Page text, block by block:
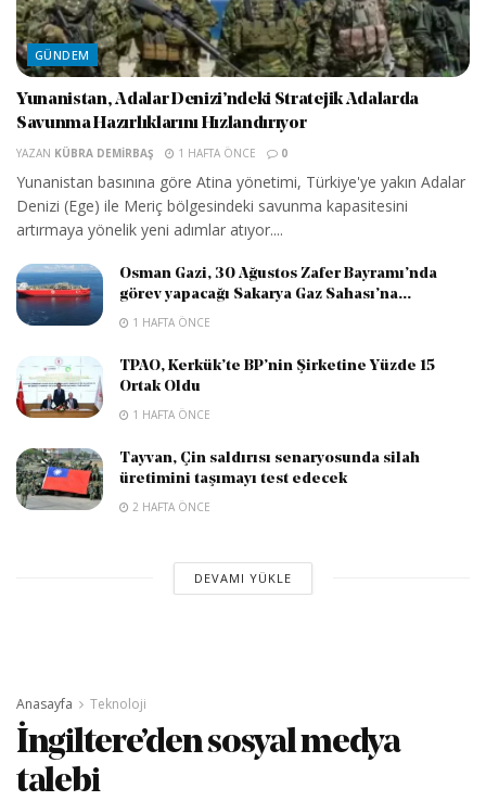
GÜNDEM
Yunanistan, Adalar Denizi’ndeki Stratejik Adalarda
Savunma Hazırlıklarını Hızlandırıyor
YAZAN KÜBRA DEMIRBAŞ 1 HAFTA ÖNCE 0
Yunanistan basınına göre Atina yönetimi, Türkiye'ye yakın Adalar
Denizi (Ege) ile Meriç bölgesindeki savunma kapasitesini
artırmaya yönelik yeni adımlar atıyor....
Osman Gazi, 30 Ağustos Zafer Bayramı’nda
görev yapacağı Sakarya Gaz Sahası’na...
1 HAFTA ÖNCE
TPAO, Kerkük’te BP’nin Şirketine Yüzde 15
Ortak Oldu
1 HAFTA ÖNCE
Tayvan, Çin saldırısı senaryosunda silah
üretimini taşımayı test edecek
2 HAFTA ÖNCE
DEVAMI YÜKLE
Anasayfa Teknoloji
İngiltere’den sosyal medya
talebi